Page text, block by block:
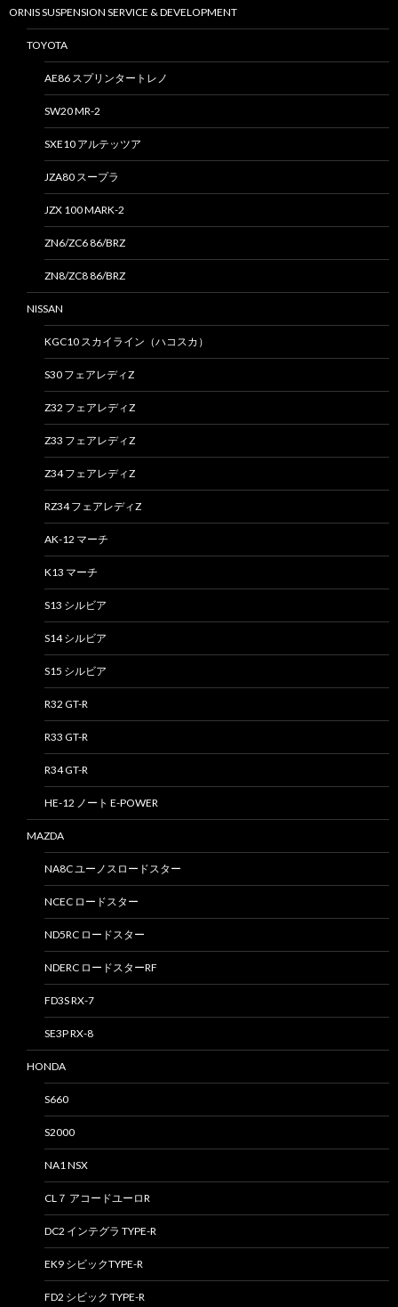
ORNIS SUSPENSION SERVICE & DEVELOPMENT
TOYOTA
AE86 スプリンタートレノ
SW20 MR-2
SXE10 アルテッツア
JZA80 スープラ
JZX 100 MARK-2
ZN6/ZC6 86/BRZ
ZN8/ZC8 86/BRZ
NISSAN
KGC10 スカイライン（ハコスカ）
S30 フェアレディZ
Z32 フェアレディZ
Z33 フェアレディZ
Z34 フェアレディZ
RZ34 フェアレディZ
AK-12 マーチ
K13 マーチ
S13 シルビア
S14 シルビア
S15 シルビア
R32 GT-R
R33 GT-R
R34 GT-R
HE-12 ノート E-POWER
MAZDA
NA8C ユーノスロードスター
NCEC ロードスター
ND5RC ロードスター
NDERC ロードスターRF
FD3S RX-7
SE3P RX-8
HONDA
S660
S2000
NA1 NSX
CL７ アコードユーロR
DC2 インテグラ TYPE-R
EK9 シビックTYPE-R
FD2 シビック TYPE-R